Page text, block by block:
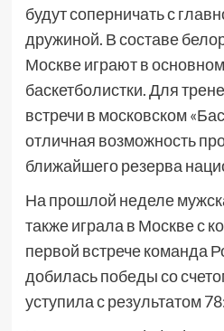
будут соперничать с
дружиной. В составе
Москве играют в
баскетболистки. Для
встречи в московском
отличная возможность
ближайшего резерва
На прошлой неделе
также играла в Москве с
первой встрече команда
добилась победы со
уступила с результатом